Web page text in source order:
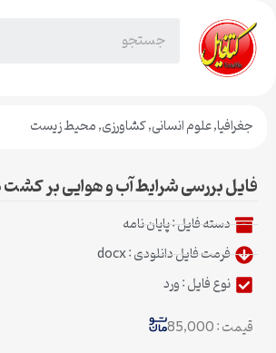
جغرافیا,علوم انسانی,کشاورزی,محیط زیست
فایل بررسی شرایط آب و هوایی بر
دسته فایل :پایان نامه
فرمت فایل دانلودی : docx
نوع فایل : ورد
قیمت : 85,000